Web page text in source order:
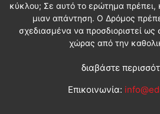
κύκλου; Σε αυτό το ερώτημα
μιαν απάντηση. Ο Δρόμος
σχεδιασμένα να προσδιοριστεί ως
χώρας από την
διαβάστε
Επικοινωνία: